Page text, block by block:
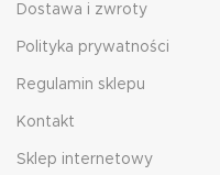
Dostawa i zwroty
Polityka prywatności
Regulamin sklepu
Kontakt
Sklep internetowy